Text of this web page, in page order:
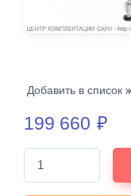
Добавить в список
199 660 ₽